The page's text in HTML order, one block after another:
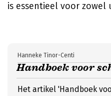
is essentieel voor zowel
Handboek voor
Hanneke Tinor-Centi
Het artikel 'Handboek